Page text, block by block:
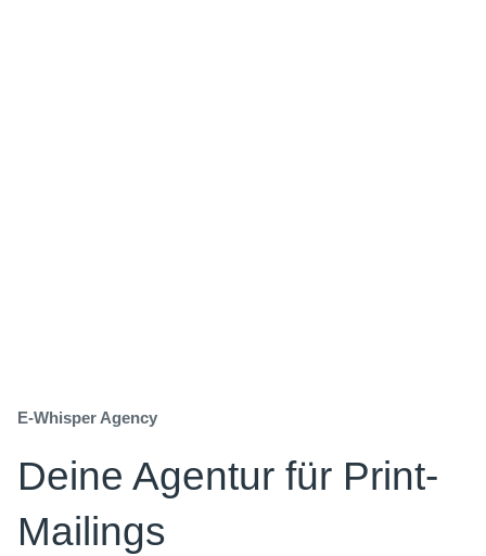
E-Whisper Agency
Deine Agentur für Print-
Mailings